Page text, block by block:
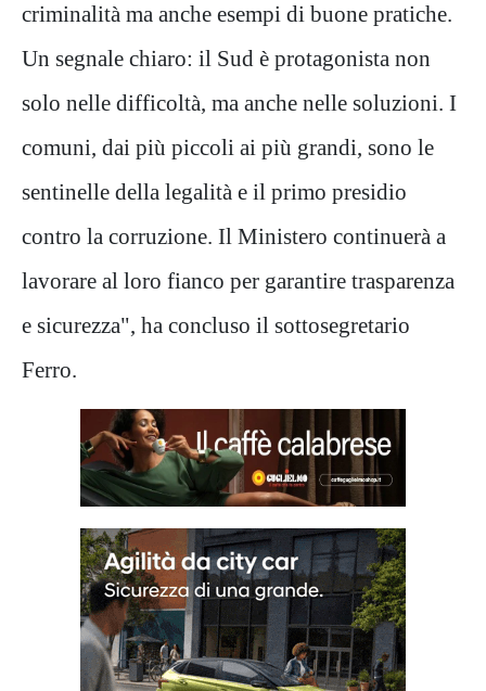
criminalità ma anche esempi di buone pratiche.
Un segnale chiaro: il Sud è protagonista non
solo nelle difficoltà, ma anche nelle soluzioni. I
comuni, dai più piccoli ai più grandi, sono le
sentinelle della legalità e il primo presidio
contro la corruzione. Il Ministero continuerà a
lavorare al loro fianco per garantire trasparenza
e sicurezza", ha concluso il sottosegretario
Ferro.